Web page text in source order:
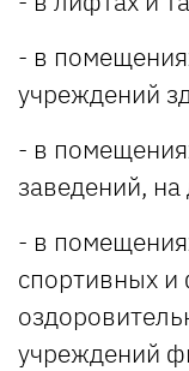
- в
учреждений
- в
заведений,
- в
спортивных и
учреждений